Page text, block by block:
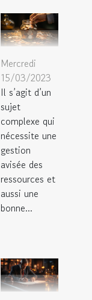
Mercredi
15/03/2023
Il s’agit d’un
sujet
complexe qui
nécessite une
gestion
avisée des
ressources et
aussi une
bonne...